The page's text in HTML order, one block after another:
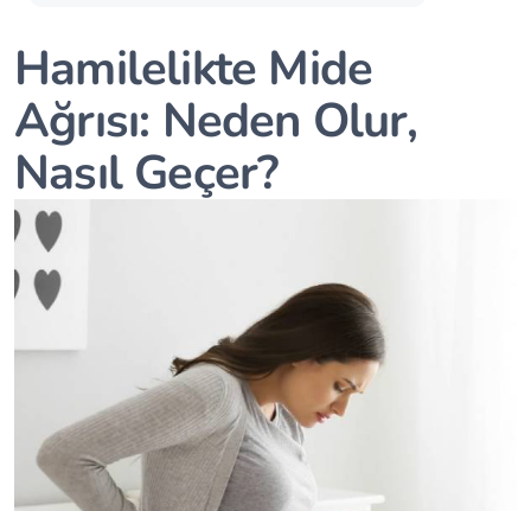
Hamilelikte Mide
Ağrısı: Neden Olur,
Nasıl Geçer?